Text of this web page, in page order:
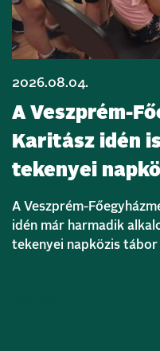
2026.08.04.
A Veszprém-
Karitász idén
tekenyei
A Veszprém-
idén már harmadik
tekenyei napközis